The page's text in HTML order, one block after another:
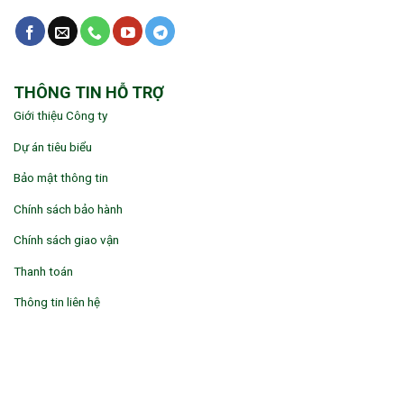
THÔNG TIN HỖ TRỢ
Giới thiệu Công ty
Dự án tiêu biểu
Bảo mật thông tin
Chính sách bảo hành
Chính sách giao vận
Thanh toán
Thông tin liên hệ